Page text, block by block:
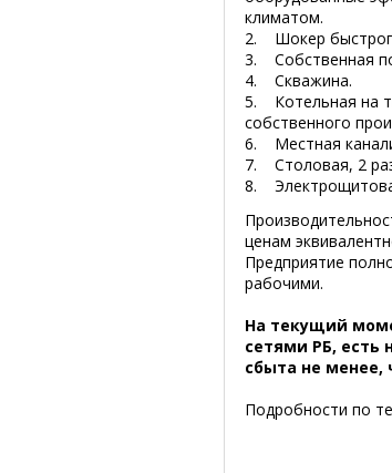
климатом.
2. Шокер
3. Собственная
4. Скважина.
5. Котельная на
собственного
6. Местная
7. Столовая, 2
8.
ценам
Предприятие
рабочими.
На текущий
сетями РБ, есть
сбыта не менее,
Подробности по